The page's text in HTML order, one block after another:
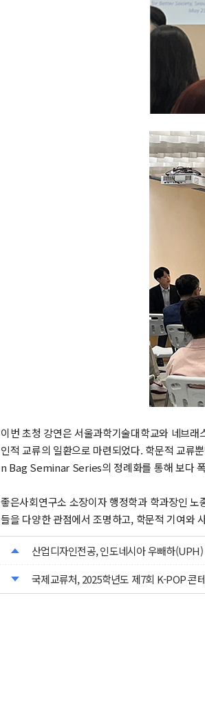
이번 초청 강연은 서울과학기술대학교와 네브
인적 교류의 일환으로 마련되었다. 학문적 교류
n Bag Seminar Series의 정례화를 통해 보다
좋은사회연구소 소장이자 행정학과 학과장인
들을 다양한 관점에서 조명하고, 학문적 기여와
산업디자인전공, 인도네시아 우빼하
국제교류처, 2025학년도 제7회 K-POP 콘